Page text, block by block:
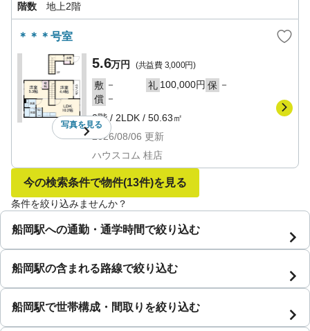
階数
地上2階
＊＊＊号室
写真を見る
5.6万円 (共益費 3,000円)
敷 － 礼 100,000円 保 －
償 －
2階/ 2LDK / 50.63㎡
2026/08/06 更新
ハウスコム 桂店
今の検索条件で物件(13件)を見る
条件を絞り込みませんか？
船岡駅への通勤・通学時間で絞り込む
船岡駅の含まれる路線で絞り込む
船岡駅で世帯構成・間取りを絞り込む